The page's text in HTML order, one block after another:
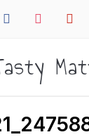
facebookinstagram